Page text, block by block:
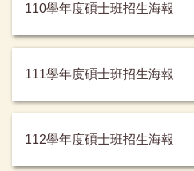
110學年度碩士班招生海報
111學年度碩士班招生海報
112學年度碩士班招生海報